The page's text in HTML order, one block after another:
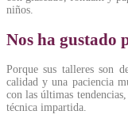
niños.
Nos ha gustado
Porque sus talleres son
calidad y una paciencia
con las últimas
técnica impartida.